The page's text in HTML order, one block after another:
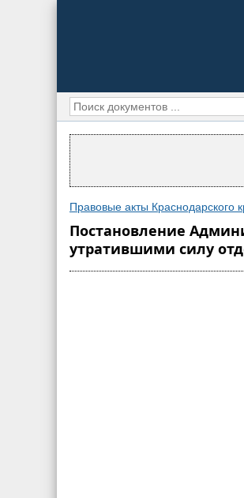
Правовые акты Краснодарского
Постановление
утратившими силу